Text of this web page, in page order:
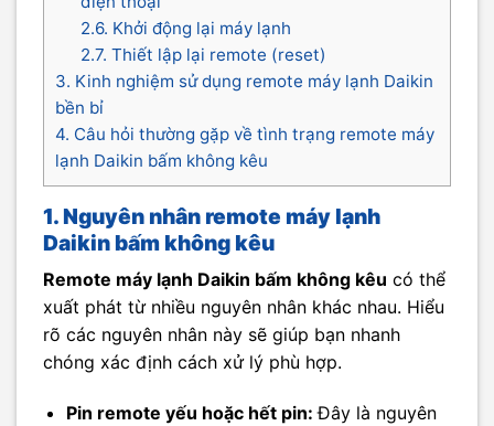
2.6. Khởi động lại máy lạnh
2.7. Thiết lập lại remote (reset)
3. Kinh nghiệm sử dụng remote máy lạnh Daikin
bền bỉ
4. Câu hỏi thường gặp về tình trạng remote máy
lạnh Daikin bấm không kêu
1. Nguyên nhân remote máy lạnh
Daikin bấm không kêu
Remote máy lạnh Daikin bấm không kêu có thể
xuất phát từ nhiều nguyên nhân khác nhau. Hiểu
rõ các nguyên nhân này sẽ giúp bạn nhanh
chóng xác định cách xử lý phù hợp.
Pin remote yếu hoặc hết pin:Đây là nguyên